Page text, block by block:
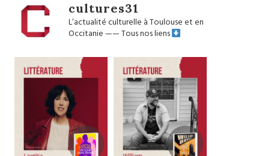
cultures31
L’actualité culturelle à Toulouse et en
Occitanie——Tous nos liens